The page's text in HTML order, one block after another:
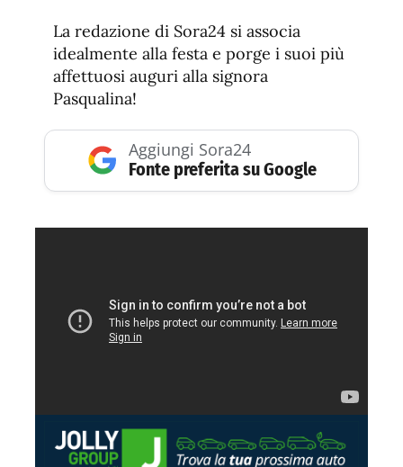
La redazione di Sora24 si associa
idealmente alla festa e porge i suoi più
affettuosi auguri alla signora
Pasqualina!
Aggiungi Sora24
Fonte preferita su Google